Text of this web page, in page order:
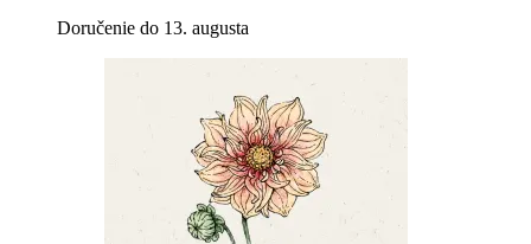
Doručenie do 13. augusta